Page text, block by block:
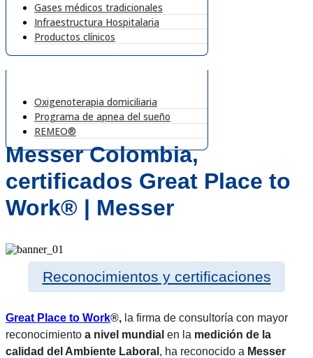
Gases médicos tradicionales
Infraestructura Hospitalaria
Productos clínicos
Oxigenoterapia domiciliaria
Programa de apnea del sueño
REMEO®
Messer Colombia,
certificados Great Place to
Work® | Messer
Reconocimientos y certificaciones
Great Place to Work®, la firma de consultoría con mayor
reconocimiento a nivel mundial en la medición de la
calidad del Ambiente Laboral , ha reconocido a Messer